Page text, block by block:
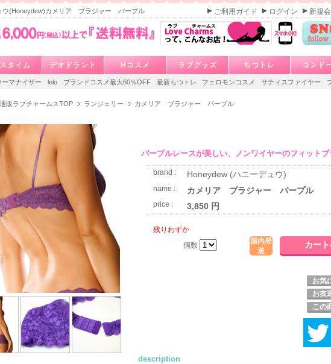
ウ(Honeydew)カメリア ブラジャー パープル ご利用ガイド ログイン 新規
タイム デオドラント Hコスメ ラブグッズ ちつトレ コンド
ーマナイザー lelo ブランドコスメ最大60％OFF 最新ちつトレ フェロモンコスメ サティスファイヤー
販ラブチャームスTOP ランジェリー カメリア ブラジャー パープル
パープルレースが美しい、ノンワイヤーのフィットブ
brand : Honeydew (ハニーデュウ)
name : カメリア ブラジャー パープル
price : 3,850 円
残りわずか
個数
国内発
送
お気
お友
この
description